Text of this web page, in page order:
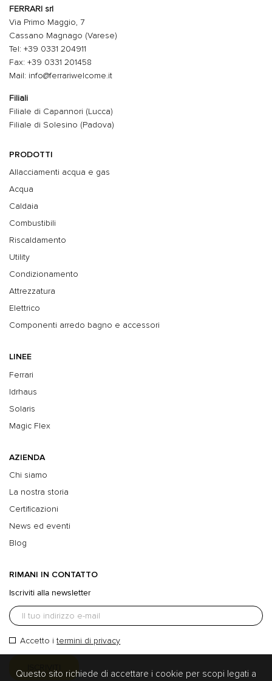
Questo sito richiede di accettare i cookie per scopi legati a
FERRARI srl
Via Primo Maggio, 7
Cassano Magnago (Varese)
Tel: +39 0331 204911
Fax: +39 0331 201458
Mail: info@ferrariwelcome.it
Filiali
Filiale di Capannori (Lucca)
Filiale di Solesino (Padova)
PRODOTTI
Allacciamenti acqua e gas
Acqua
Caldaia
Combustibili
Riscaldamento
Utility
Condizionamento
Attrezzatura
Elettrico
Componenti arredo bagno e accessori
LINEE
Ferrari
Idrhaus
Solaris
Magic Flex
AZIENDA
Chi siamo
La nostra storia
Certificazioni
News ed eventi
Blog
RIMANI IN CONTATTO
Iscriviti alla newsletter
Accetto itermini di privacy